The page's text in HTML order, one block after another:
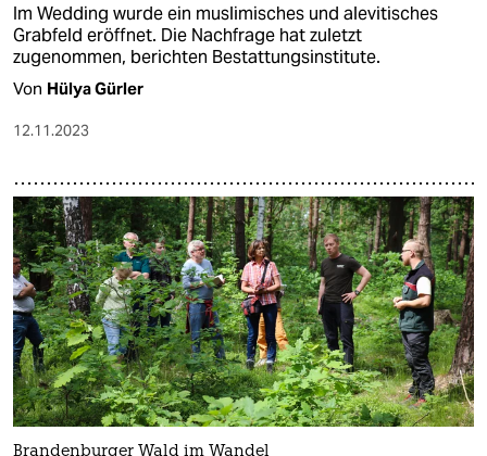
Im Wedding wurde ein muslimisches und alevitisches
Grabfeld eröffnet. Die Nachfrage hat zuletzt
zugenommen, berichten Bestattungsinstitute.
Von Hülya Gürler
12.11.2023
Brandenburger Wald im Wandel